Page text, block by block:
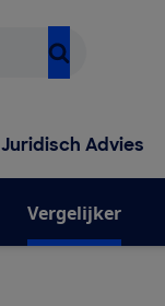
Juridisch Advies
Vergelijker